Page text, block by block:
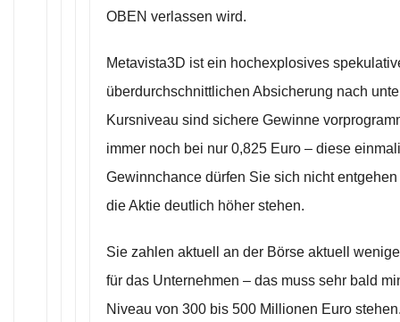
OBEN verlassen wird.
Metavista3D ist ein hochexplosives
überdurchschnittlichen Absicherung nach
Kursniveau sind sichere Gewinne
immer noch bei nur 0,825 Euro – diese
Gewinnchance dürfen Sie sich nicht
die Aktie deutlich höher stehen.
Sie zahlen aktuell an der Börse aktuell
für das Unternehmen – das muss sehr bald
Niveau von 300 bis 500 Millionen Euro